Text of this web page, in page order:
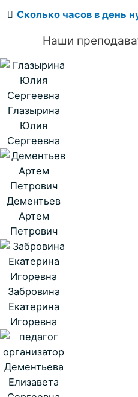
Сколько часов в день
Наши
Глазырина
Юлия
Сергеевна
Дементьев
Артем
Петрович
Забровина
Екатерина
Игоревна
Дементьева
Елизавета